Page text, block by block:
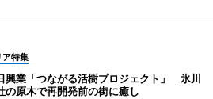
ア特集
興業「つながる活樹プロジェクト」 氷川
の原木で再開発前の街に癒し